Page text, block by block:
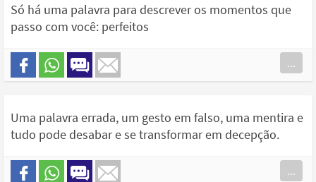
Só há uma palavra para descrever os momentos que
passo com você: perfeitos
...
Uma palavra errada, um gesto em falso, uma mentira e
tudo pode desabar e se transformar em decepção.
...